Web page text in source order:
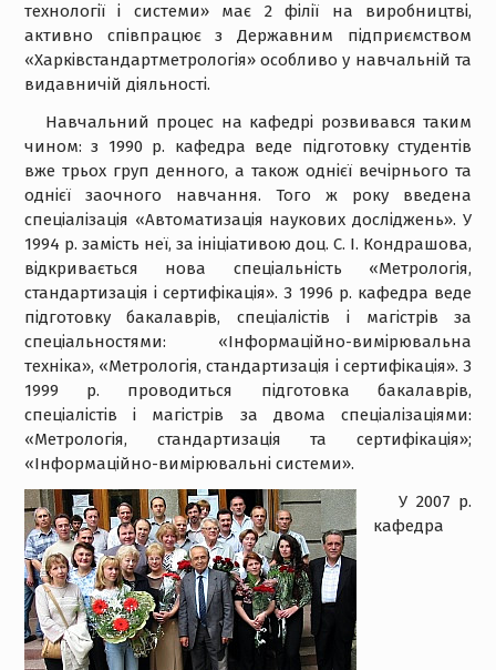
технології і системи» має 2 філії на виробництві,
активно співпрацює з Державним підприємством
«Харківстандартметрологія» особливо у навчальній та
видавничій діяльності.
Навчальний процес на кафедрі розвивався таким
чином: з 1990 р. кафедра веде підготовку студентів
вже трьох груп денного, а також однієї вечірнього та
однієї заочного навчання. Того ж року введена
спеціалізація «Автоматизація наукових досліджень». У
1994 р. замість неї, за ініціативою доц. С. І. Кондрашова,
відкривається нова спеціальність «Метрологія,
стандартизація і сертифікація». З 1996 р. кафедра веде
підготовку бакалаврів, спеціалістів і магістрів за
спеціальностями: «Інформаційно-вимірювальна
техніка», «Метрологія, стандартизація і сертифікація». З
1999 р. проводиться підготовка бакалаврів,
спеціалістів і магістрів за двома спеціалізаціями:
«Метрологія, стандартизація та сертифікація»;
«Інформаційно-вимірювальні системи».
У 2007 р.
кафедра